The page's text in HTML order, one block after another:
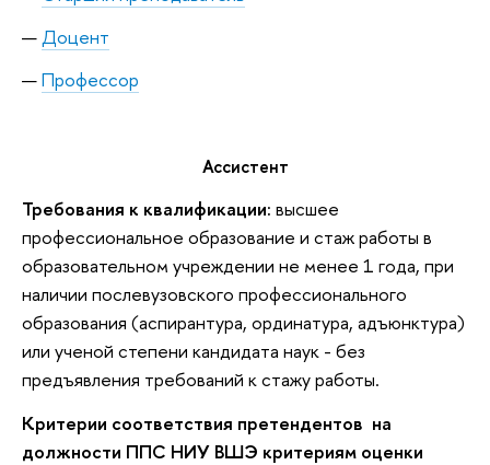
Доцент
Профессор
Ассистент
Требования к квалификации: высшее
профессиональное образование и стаж работы в
образовательном учреждении не менее 1 года, при
наличии послевузовского профессионального
образования (аспирантура, ординатура, адъюнктура)
или ученой степени кандидата наук - без
предъявления требований к стажу работы.
Критерии соответствия претендентов на
должности ППС НИУ ВШЭ критериям оценки